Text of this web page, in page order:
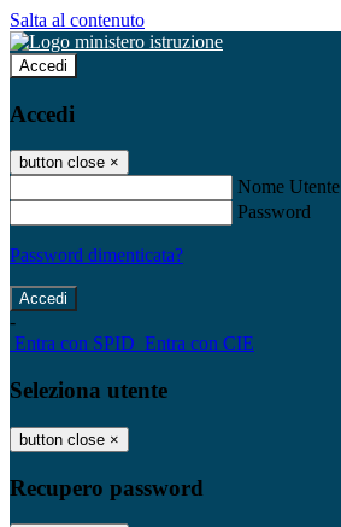
Salta al contenuto
Accedi
Accedi
button close ×
Nome Utente
Password
Password dimenticata?
-
Entra con SPID Entra con CIE
Seleziona utente
button close ×
Recupero password